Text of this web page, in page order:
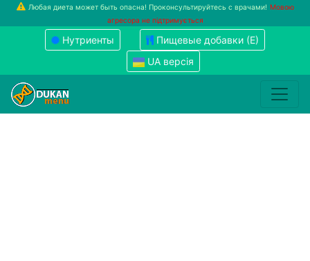
Любая диета может быть опасна! Проконсультируйтесь с врачами! Мовою
агресора не підтримується
Нутриенты
Пищевые добавки (Е)
UA версія